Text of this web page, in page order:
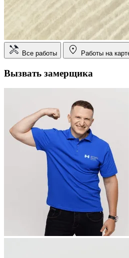
Все работы Работы на
Вызвать замерщика